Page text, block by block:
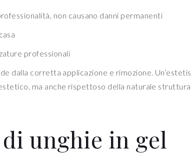
non causano danni permanenti
professionali
dalla corretta applicazione e rimozione.
ma anche rispettoso della naturale struttura
unghie in gel